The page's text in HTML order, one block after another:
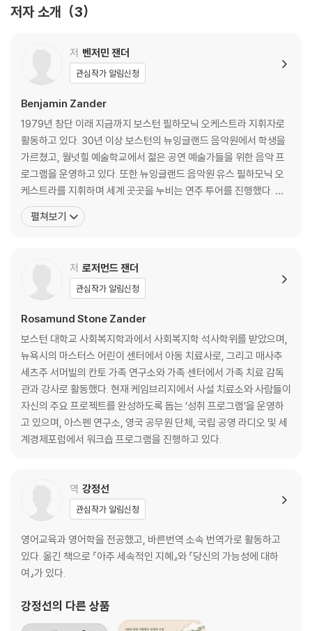
중고 시장에서 프리미엄이 붙은 가격으로 거래되었다. 약 12년 만에 재출
개정판으로, 불이 붙은 중고 시장의 니즈를 충족해 주고, 더 많은 독자에게
창조적 사고법을 연마할 기회를 제공할 것이다.
11장 가능성을 위한 뼈대 만들기
에필로그 ‘나’에서 ‘우리’로
감사의 말
저자 소개 3
저 벤저민 잰더
관심작가 알림신청
Benjamin Zander
1979년 창단 이래 지금까지 보스턴 필하모닉 오케스트라 지휘자로
활동하고 있다. 30년 이상 보스턴의 뉴잉글랜드 음악원에서 학생을
가르쳤고, 월넛힐 예술학교에서 젊은 공연 예술가들을 위한 음악 프
로그램을 운영하고 있다. 또한 뉴잉글랜드 음악원 유스 필하모닉 오
케스트라를 지휘하며 세계 곳곳을 누비는 연주 투어를 진행했다. 런
던 대학교에서 학위를 받았고, 하크니스 펠로우십을 받아 하버드 대
학교와 뉴욕 대학교에서 대학원 과정을 수료했다. 강연자로서도 매우
펼쳐보기
저 로저먼드 잰더
관심작가 알림신청
Rosamund Stone Zander
보스턴 대학교 사회복지학과에서 사회복지학 석사학위를 받았으며,
뉴욕시의 마스터스 어린이 센터에서 아동 치료사로, 그리고 매사추
세츠주 서머빌의 칸토 가족 연구소와 가족 센터에서 가족 치료 감독
관과 강사로 활동했다. 현재 케임브리지에서 사설 치료소와 사람들이
자신의 주요 프로젝트를 완성하도록 돕는 ‘성취 프로그램’을 운영하
고 있으며, 아스펜 연구소, 영국 공무원 단체, 국립 공영 라디오 및 세
계경제포럼에서 워크숍 프로그램을 진행하고 있다.
역 강정선
관심작가 알림신청
영어교육과 영어학을 전공했고, 바른번역 소속 번역가로 활동하고
있다. 옮긴 책으로 『아주 세속적인 지혜』와 『당신의 가능성에 대하
여』가 있다.
강정선의 다른 상품